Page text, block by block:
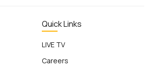
Quick Links
LIVE TV
Careers